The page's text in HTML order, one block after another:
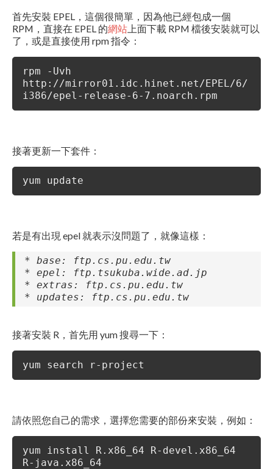
首先安裝 EPEL，這個很簡單，因為他已經包成一個
RPM，直接在 EPEL 的網站 上面下載 RPM 檔後安裝就可以
了，或是直接使用 rpm 指令：
rpm -Uvh
http://mirror01.idc.hinet.net/EPEL/6/
i386/epel-release-6-7.noarch.rpm
接著更新一下套件：
yum update
若是有出現 epel 就表示沒問題了，就像這樣：
* base: ftp.cs.pu.edu.tw
* epel: ftp.tsukuba.wide.ad.jp
* extras: ftp.cs.pu.edu.tw
* updates: ftp.cs.pu.edu.tw
接著安裝 R，首先用 yum 搜尋一下：
yum search r-project
請依照您自己的需求，選擇您需要的部份來安裝，例如：
yum install R.x86_64 R-devel.x86_64
R-java.x86_64